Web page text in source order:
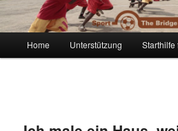
Skip to primary content
Skip to secondary content
Home Unterstützung Starthilfe